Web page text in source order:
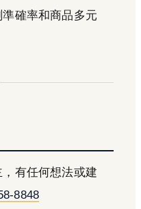
確率和商品多元
有任何想法或建
8848